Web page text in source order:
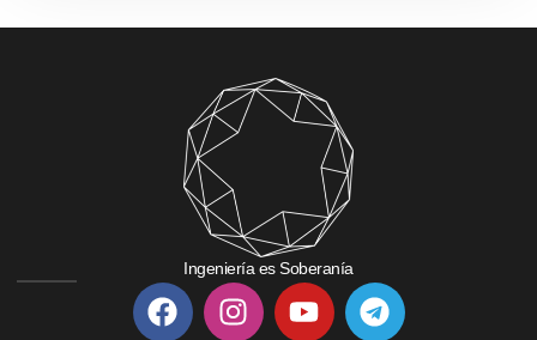
Ingeniería es Soberanía